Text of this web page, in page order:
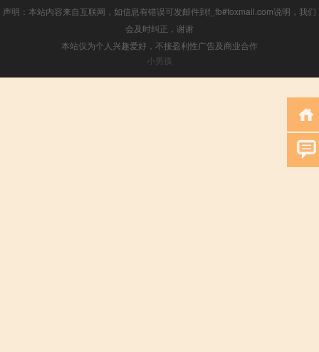
声明：本站内容来自互联网，如信息有错误可发邮件到f_fb#foxmail.com说明，我们
会及时纠正，谢谢
本站仅为个人兴趣爱好，不接盈利性广告及商业合作
小男孩